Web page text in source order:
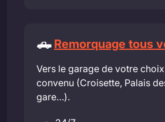
🛻 Remorquage tous
Vers le garage de votre
convenu (Croisette, Palais
gare…).